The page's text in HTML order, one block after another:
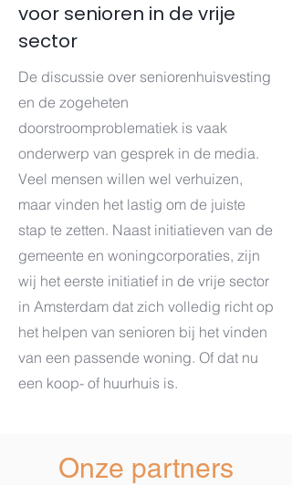
voor senioren in de vrije
sector
De discussie over seniorenhuisvesting
en de zogeheten
doorstroomproblematiek is vaak
onderwerp van gesprek in de media.
Veel mensen willen wel verhuizen,
maar vinden het lastig om de juiste
stap te zetten. Naast initiatieven van de
gemeente en woningcorporaties, zijn
wij het eerste initiatief in de vrije sector
in Amsterdam dat zich volledig richt op
het helpen van senioren bij het vinden
van een passende woning. Of dat nu
een koop- of huurhuis is.
Onze partners